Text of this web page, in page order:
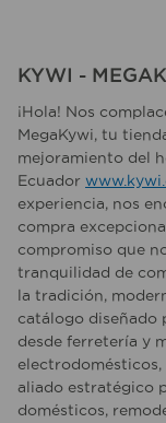
KYWI -
¡Hola! Nos
MegaKywi, tu
mejoramiento del
Ecuador
experiencia, nos
compra
compromiso que
tranquilidad de
la tradición,
catálogo diseñado
desde ferretería y
aliado estratégico
domésticos,